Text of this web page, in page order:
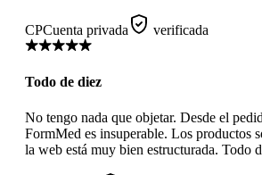
CPCuenta privada verificada
Todo de diez
No tengo nada que objetar. Desde el
FormMed es insuperable. Los productos
la web está muy bien estructurada. Todo